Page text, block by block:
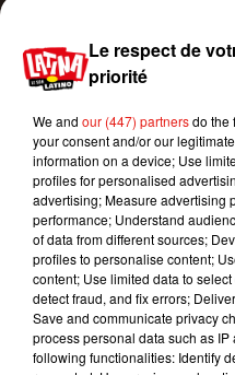
@sebastianyatra
abanderando esta
a ser más
considerados y
lo es. Necesitamos
pronto les
#retodelabuenez
voceador
online/digital en
Une publication
À l'heure actuelle,
Le respect de
priorité
We and our (447) partnersdo the
your consent and/or our
information on a device; Use
profiles for personalised
advertising; Measure advertising
performance; Understand
of data from different sources;
profiles to personalise content;
content; Use limited data to
detect fraud, and fix errors;
Save and communicate privacy
process personal data such as
following functionalities: Identify